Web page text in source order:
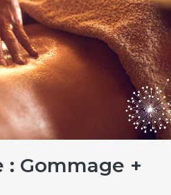
: Gommage +